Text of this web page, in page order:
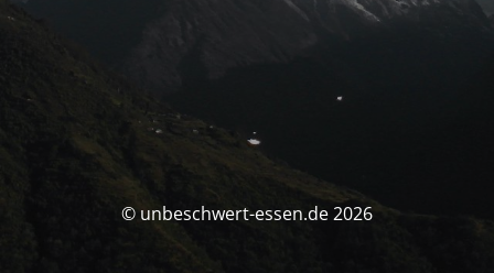
© unbeschwert-essen.de 2026